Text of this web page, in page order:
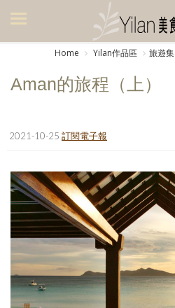
美食集
生活風
書房集
日記簿
餐桌週記
享樂隨手拍
Home Yilan作品區 旅遊集
Aman的旅程（上）
2021-10-25 訂閱電子報